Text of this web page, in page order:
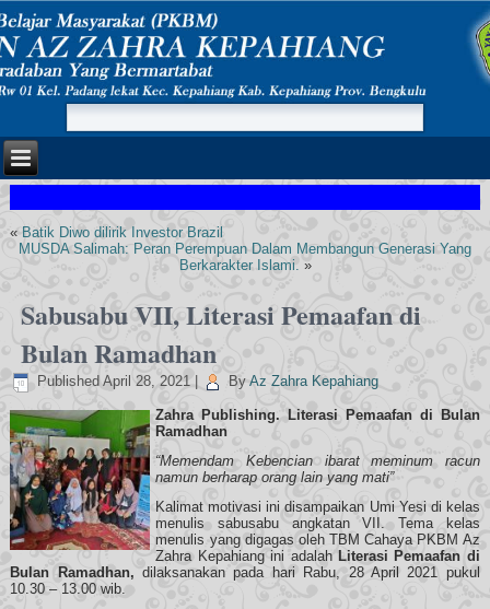
« Batik Diwo dilirik Investor Brazil
MUSDA Salimah: Peran Perempuan Dalam Membangun Generasi Yang
Berkarakter Islami. »
Sabusabu VII, Literasi Pemaafan di
Bulan Ramadhan
Published April 28, 2021 By Az Zahra Kepahiang
Zahra Publishing. Literasi Pemaafan di Bulan
Ramadhan
“Memendam Kebencian ibarat meminum racun
namun berharap orang lain yang mati”
Kalimat motivasi ini disampaikan Umi Yesi di kelas
menulis sabusabu angkatan VII. Tema kelas
menulis yang digagas oleh TBM Cahaya PKBM Az
Zahra Kepahiang ini adalah Literasi Pemaafan di
Bulan Ramadhan,dilaksanakan pada hari Rabu, 28 April 2021 pukul
10.30 – 13.00 wib.